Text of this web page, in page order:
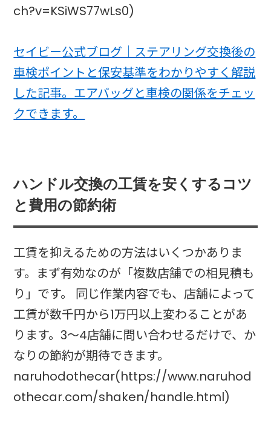
ch?v=KSiWS77wLs0)
セイビー公式ブログ｜ステアリング交換後の
車検ポイントと保安基準をわかりやすく解説
した記事。エアバッグと車検の関係をチェッ
クできます。
ハンドル交換の工賃を安くするコツ
と費用の節約術
工賃を抑えるための方法はいくつかありま
す。まず有効なのが「複数店舗での相見積も
り」です。 同じ作業内容でも、店舗によって
工賃が数千円から1万円以上変わることがあ
ります。3〜4店舗に問い合わせるだけで、か
なりの節約が期待できます。
naruhodothecar(https://www.naruhod
othecar.com/shaken/handle.html)